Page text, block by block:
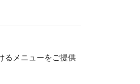
るメニューをご提供